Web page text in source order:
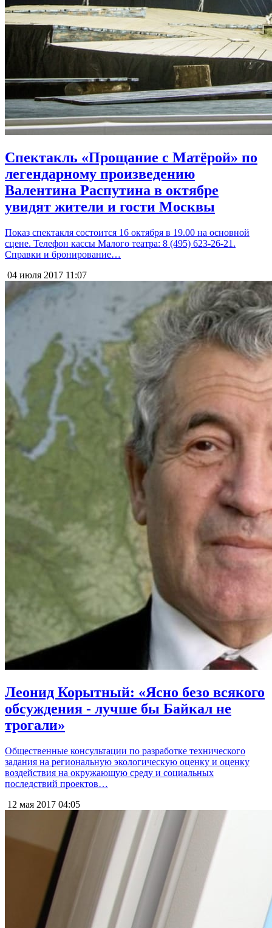
Спектакль «Прощание с Матёрой» по
легендарному произведению
Валентина Распутина в октябре
увидят жители и гости Москвы
Показ спектакля состоится 16 октября в 19.00 на основной
сцене. Телефон кассы Малого театра: 8 (495) 623-26-21.
Справки и бронирование…
04 июля 2017 11:07
Леонид Корытный: «Ясно безо всякого
обсуждения - лучше бы Байкал не
трогали»
Общественные консультации по разработке технического
задания на региональную экологическую оценку и оценку
воздействия на окружающую среду и социальных
последствий проектов…
12 мая 2017 04:05